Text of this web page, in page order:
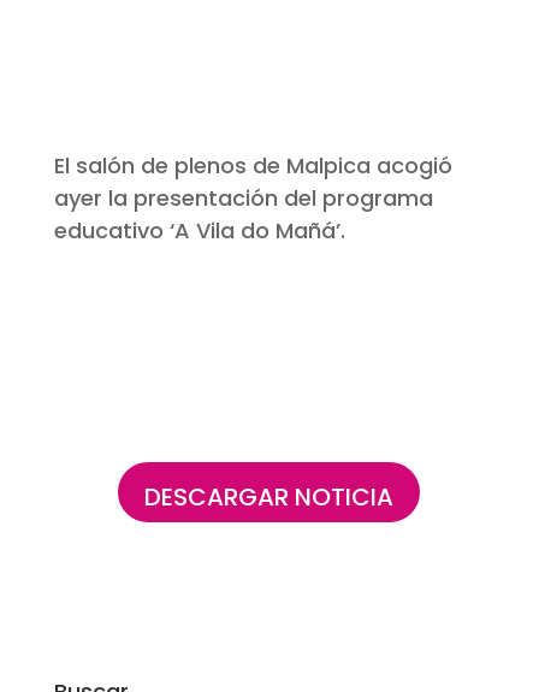
El salón de plenos de Malpica acogió
ayer la presentación del programa
educativo ‘A Vila do Mañá’.
DESCARGAR NOTICIA